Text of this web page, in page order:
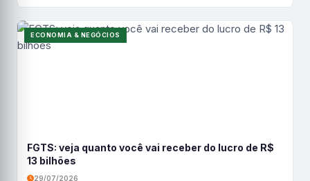
ECONOMIA & NEGÓCIOS
FGTS: veja quanto você vai receber do lucro de R$
13 bilhões
29/07/2026